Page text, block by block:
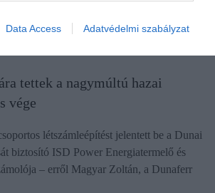
Data Access Adatvédelmi szabályzat
tettek a nagymúltú hazai
vége
létszámleépítést jelentett be a Dunai
biztosító ISD Power Energiatermelő és
– erről Magyar Zoltán, a Dunaferr